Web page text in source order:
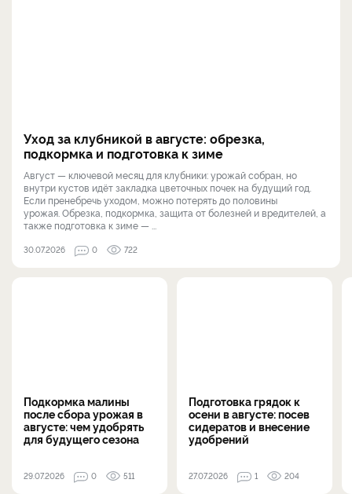
Уход за клубникой в августе: обрезка,
подкормка и подготовка к зиме
Август — ключевой месяц для клубники: урожай собран, но
внутри кустов идёт закладка цветочных почек на будущий год.
Если пренебречь уходом, можно потерять до половины
урожая. Обрезка, подкормка, защита от болезней и вредителей, а
также подготовка к зиме — ...
30.07.2026 0 722
Подкормка малины
после сбора урожая в
августе: чем удобрять
для будущего сезона
29.07.2026 0 511
Подготовка грядок к
осени в августе: посев
сидератов и внесение
удобрений
27.07.2026 1 204